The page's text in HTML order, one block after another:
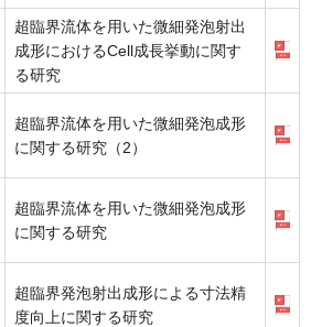
超臨界流体を用いた微細発泡射出
成形におけるCell成長挙動に関す
る研究
超臨界流体を用いた微細発泡成形
に関する研究（2）
超臨界流体を用いた微細発泡成形
に関する研究
超臨界発泡射出成形による寸法精
度向上に関する研究